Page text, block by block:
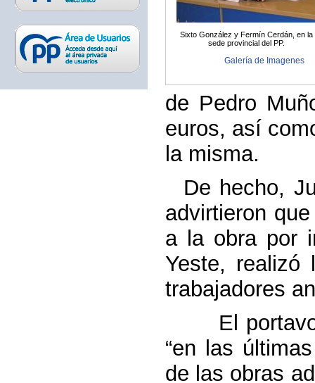
Sixto González y Fermín Cerdán, en la
sede provincial del PP.
Galería de Imagenes
de Pedro
euros, así
la misma.
De hecho,
advirtieron
a la obra por
Yeste, realizó
trabajadores
El
“en las
de las obras